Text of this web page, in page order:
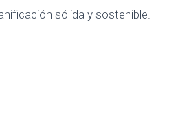
sólida y sostenible.